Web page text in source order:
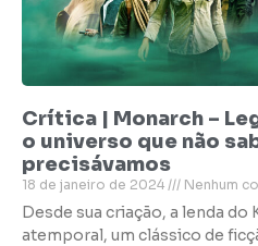
Crítica | Monarch –
o universo que não
precisávamos
18 de janeiro de 2024 Nenhum
Desde sua criação, a lenda do
atemporal, um clássico de